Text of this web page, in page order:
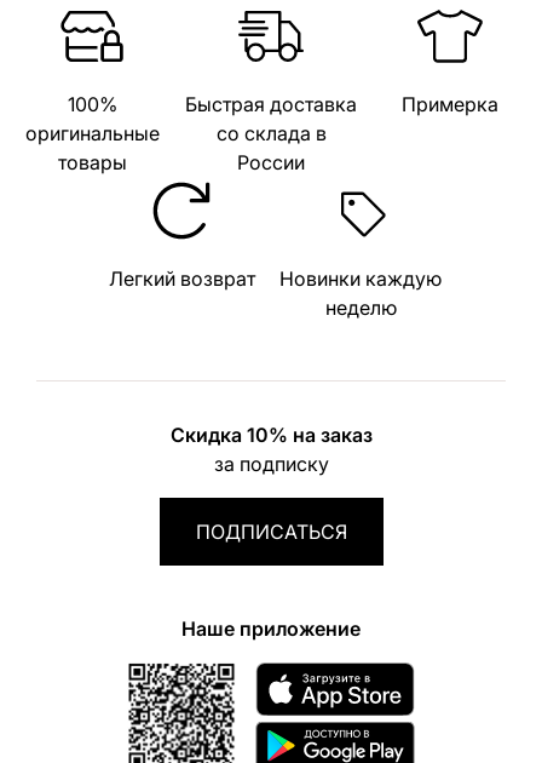
100%
оригинальные
товары
Быстрая доставка
со склада в
России
Примерка
Легкий возврат
Новинки каждую
неделю
Скидка 10% на заказ
за подписку
ПОДПИСАТЬСЯ
Наше приложение